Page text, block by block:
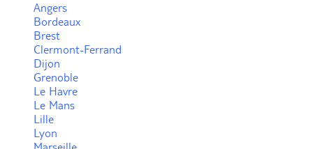
Angers
Bordeaux
Brest
Clermont-Ferrand
Dijon
Grenoble
Le Havre
Le Mans
Lille
Lyon